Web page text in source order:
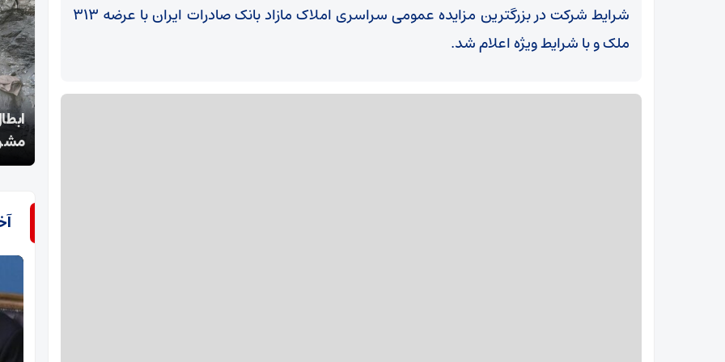
​شرایط شرکت در بزرگترین مزایده عمومی سراسری املاک مازاد بانک صادرات ایران با عرضه ۳۱۳
ملک و با شرایط ویژه اعلام شد.